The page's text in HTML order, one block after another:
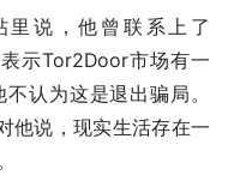
里说，他曾联系上了
示Tor2Door市场有一
认为这是退出骗局。
他说，现实生活存在一